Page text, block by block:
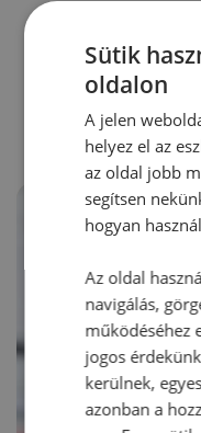
Sütik
oldalon
A jelen
helyez el az
az oldal jobb
segítsen
hogyan
Az oldal
navigálás,
működéséhez
jogos
kerülnek,
azonban a